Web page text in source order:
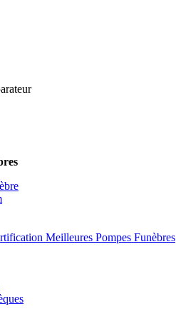
Meilleures Pompes Funèbres